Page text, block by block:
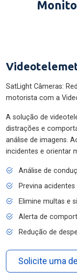
SatLight Câmeras:
motorista com a
A solução de
distrações e
análise de imagens.
incidentes e orientar
Análise de
Previna acidentes
Elimine multas e
Alerta de
Redução de
Solicite uma